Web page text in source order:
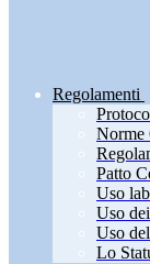
Regolamenti
Norme
Patto
Uso
Uso
Uso
Lo